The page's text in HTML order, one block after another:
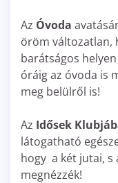
Az Óvoda
öröm változatlan,
barátságos
óráig az óvoda is
meg belülről is!
Az Idősek
látogatható
hogy a két jutai, s
megnézzék!